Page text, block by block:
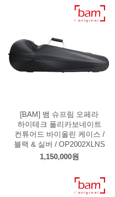
[BAM] 뱀 슈프림 오페라
하이테크 폴리카보네이트
컨튜어드 바이올린 케이스 /
블랙 & 실버 / OP2002XLNS
1,150,000원